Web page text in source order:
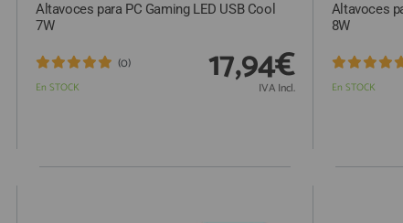
Altavoces para PC Gaming LED USB Cool
7W
En STOCK
(0) 17,94€
IVA Incl.
Altavoces
8W
En STOCK